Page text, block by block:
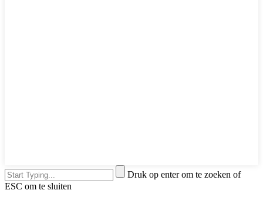
Druk op enter om te zoeken of
ESC om te sluiten